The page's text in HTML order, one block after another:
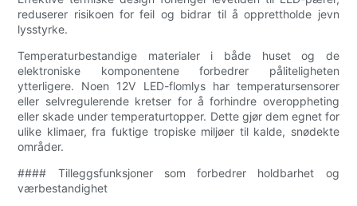
reduserer risikoen for feil og bidrar til å opprettholde jevn
lysstyrke.
Temperaturbestandige materialer i både huset og de
elektroniske komponentene forbedrer påliteligheten
ytterligere. Noen 12V LED-flomlys har temperatursensorer
eller selvregulerende kretser for å forhindre overoppheting
eller skade under temperaturtopper. Dette gjør dem egnet for
ulike klimaer, fra fuktige tropiske miljøer til kalde, snødekte
områder.
#### Tilleggsfunksjoner som forbedrer holdbarhet og
værbestandighet